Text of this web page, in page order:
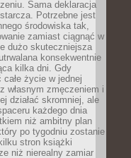
Sama deklaracja
Potrzebne jest
środowiska tak,
zamiast ciągnąć w
dużo skuteczniejsza
konsekwentnie
kilka dni. Gdy
całe życie w jednej
własnym zmęczeniem i
działać skromniej, ale
każdego dnia
niż ambitny plan
po tygodniu zostanie
stron książki
niż nierealny zamiar